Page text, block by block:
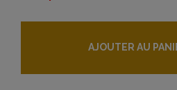
AJOUTER AU